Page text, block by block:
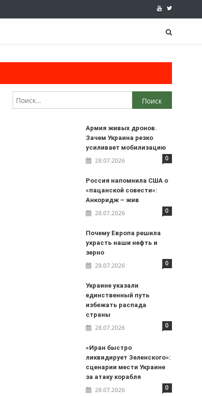
Найти:
Армия живых дронов.
Зачем Украина резко
усиливает мобилизацию
28.07.2026 0
Россия напомнила США о
«пацанской совести»:
Анкоридж – жив
28.07.2026 0
Почему Европа решила
украсть наши нефть и
зерно
28.07.2026 0
Украине указали
единственный путь
избежать распада
страны
28.07.2026 0
«Иран быстро
ликвидирует Зеленского»:
сценарии мести Украине
за атаку корабля
28.07.2026 0